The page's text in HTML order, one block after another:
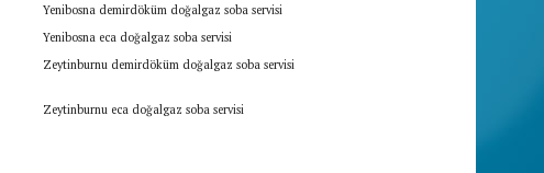
Yenibosna demirdöküm doğalgaz soba servisi
Yenibosna eca doğalgaz soba servisi
Zeytinburnu demirdöküm doğalgaz soba servisi
Zeytinburnu eca doğalgaz soba servisi